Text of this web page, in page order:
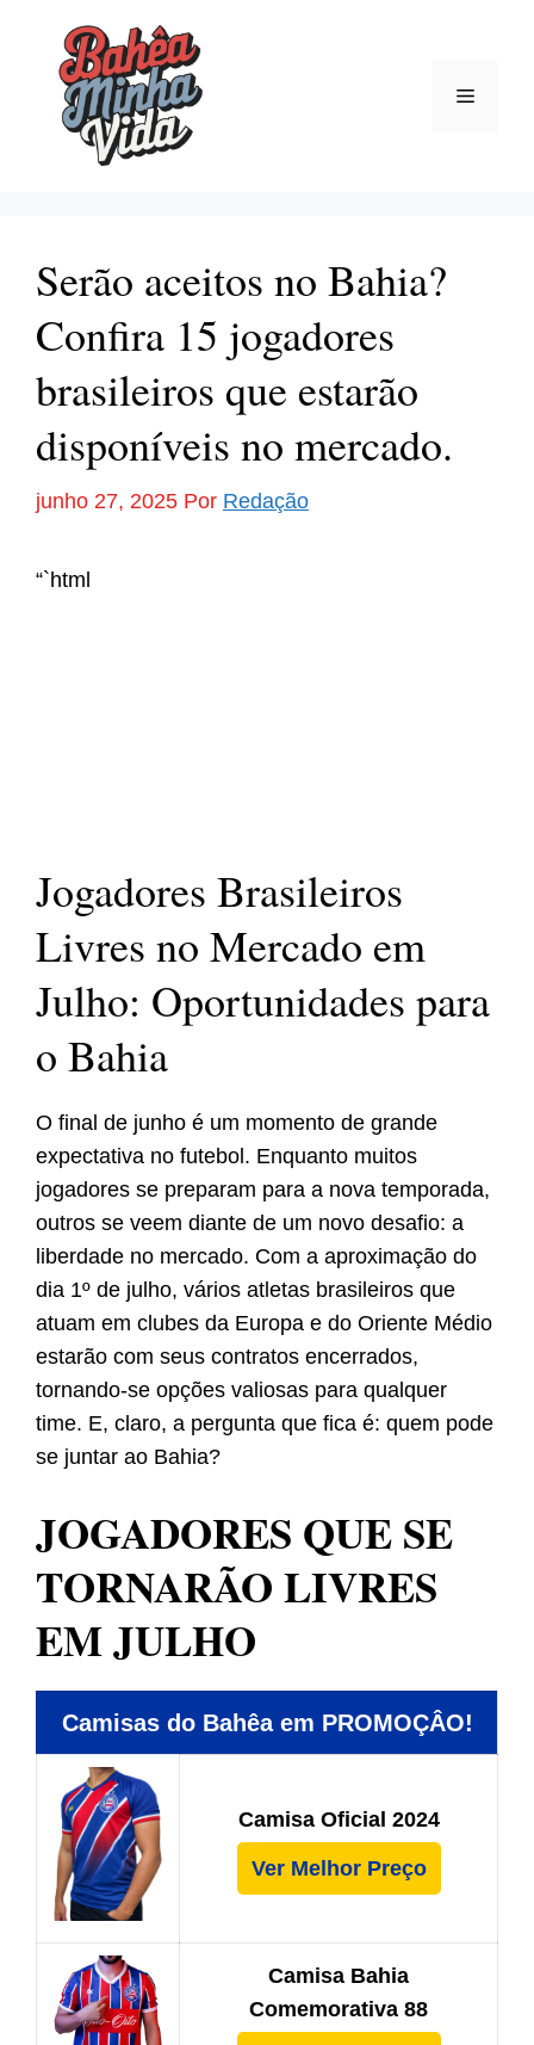
conteúdo
Menu
Serão aceitos no Bahia?
Confira 15 jogadores
brasileiros que estarão
disponíveis no mercado.
junho 27, 2025 Por Redação
“`html
Jogadores Brasileiros
Livres no Mercado em
Julho: Oportunidades para
o Bahia
O final de junho é um momento de grande
expectativa no futebol. Enquanto muitos
jogadores se preparam para a nova temporada,
outros se veem diante de um novo desafio: a
liberdade no mercado. Com a aproximação do
dia 1º de julho, vários atletas brasileiros que
atuam em clubes da Europa e do Oriente Médio
estarão com seus contratos encerrados,
tornando-se opções valiosas para qualquer
time. E, claro, a pergunta que fica é: quem pode
se juntar ao Bahia?
JOGADORES QUE SE
TORNARÃO LIVRES
EM JULHO
Camisas do Bahêa em PROMOÇÂO!
Camisa Oficial 2024
Ver Melhor Preço
Camisa Bahia
Comemorativa 88